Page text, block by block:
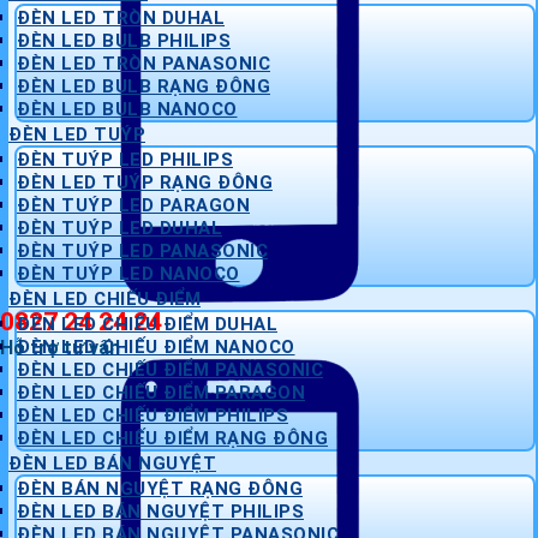
0827 24 24 24
Hỗ trợ tư vấn
ĐÈN LED TRÒN DUHAL
ĐÈN LED BULB PHILIPS
ĐÈN LED TRÒN PANASONIC
ĐÈN LED BULB RẠNG ĐÔNG
ĐÈN LED BULB NANOCO
ĐÈN LED TUÝP
ĐÈN TUÝP LED PHILIPS
ĐÈN LED TUÝP RẠNG ĐÔNG
ĐÈN TUÝP LED PARAGON
ĐÈN TUÝP LED DUHAL
ĐÈN TUÝP LED PANASONIC
ĐÈN TUÝP LED NANOCO
ĐÈN LED CHIẾU ĐIỂM
ĐÈN LED CHIẾU ĐIỂM DUHAL
ĐÈN LED CHIẾU ĐIỂM NANOCO
ĐÈN LED CHIẾU ĐIỂM PANASONIC
ĐÈN LED CHIẾU ĐIỂM PARAGON
ĐÈN LED CHIẾU ĐIỂM PHILIPS
ĐÈN LED CHIẾU ĐIỂM RẠNG ĐÔNG
ĐÈN LED BÁN NGUYỆT
ĐÈN BÁN NGUYỆT RẠNG ĐÔNG
ĐÈN LED BÁN NGUYỆT PHILIPS